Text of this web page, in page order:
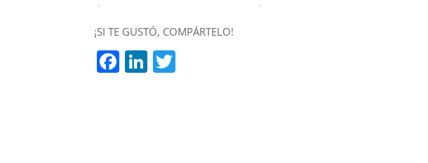
¡SI TE GUSTÓ, COMPÁRTELO!
Facebook
LinkedIn